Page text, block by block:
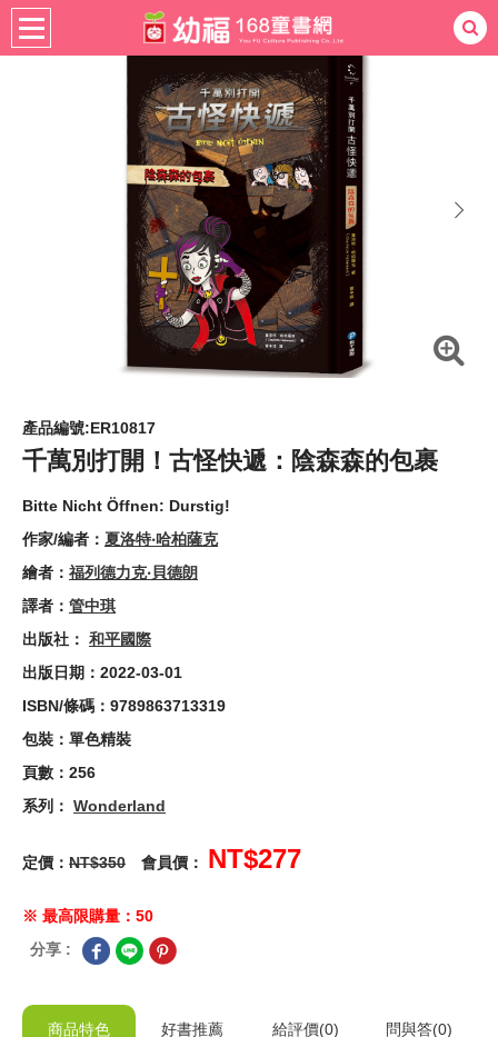
熱門：忍者兔ㄅㄆㄇ學習
手指按按拼圖練習本積木
3D立體書繪本讀本
書籍分齡 適用年齡 7-12歲
next
產品編號:ER10817
千萬別打開！古怪快遞：陰森森的包裹
Bitte Nicht Öffnen: Durstig!
作家/編者： 夏洛特‧哈柏薩克
繪者： 福列德力克‧貝德朗
譯者： 管中琪
出版社： 和平國際
出版日期：2022-03-01
ISBN/條碼：9789863713319
包裝：單色精裝
頁數：256
系列： Wonderland
定價： NT$350 會員價： NT$277
※ 最高限購量：50
分享 :
商品特色 好書推薦 給評價(0) 問與答(0)